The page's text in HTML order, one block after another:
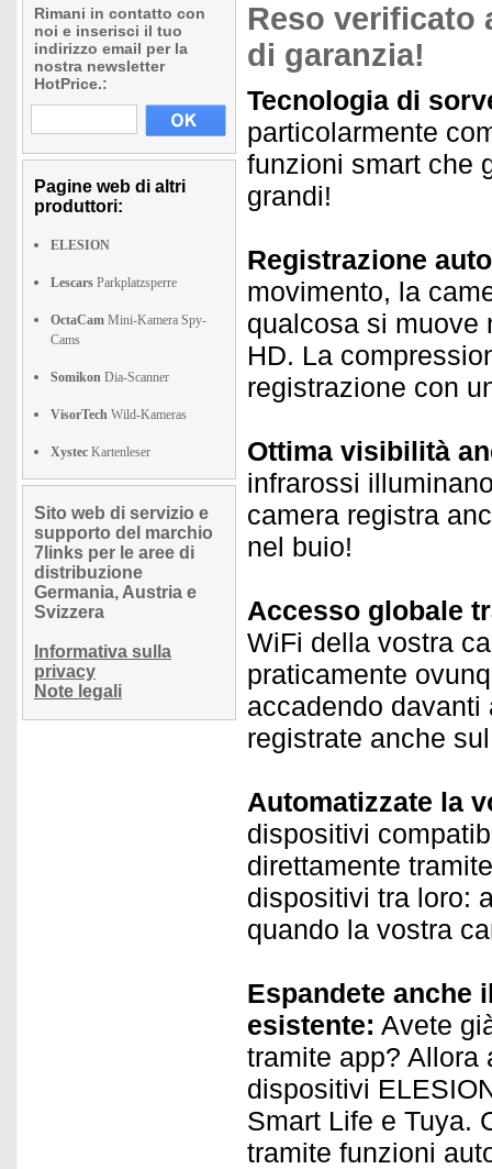
Rimani in contatto con
noi e inserisci il tuo
indirizzo email per la
nostra newsletter
HotPrice.:
Pagine web di altri
produttori:
ELESION
Lescars Parkplatzsperre
OctaCam Mini-Kamera Spy-
Cams
Somikon Dia-Scanner
VisorTech Wild-Kameras
Xystec Kartenleser
Sito web di servizio e
supporto del marchio
7links per le aree di
distribuzione
Germania, Austria e
Svizzera
Informativa sulla
privacy
Note legali
Reso verificato
di garanzia!
Tecnologia di
particolarmente
funzioni smart che
grandi!
Registrazione
movimento, la
qualcosa si muove
HD. La
registrazione con
Ottima visibilità
infrarossi
camera registra
nel buio!
Accesso globale
WiFi della vostra
praticamente
accadendo davanti
registrate anche
Automatizzate la
dispositivi
direttamente
dispositivi tra loro:
quando la vostra
Espandete anche
esistente: Avete
tramite app? Allora
dispositivi
Smart Life e Tuya.
tramite funzioni